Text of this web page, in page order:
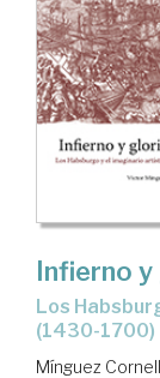
Infierno y
Los Habsburgo y el imaginario artístico de Lepanto
(1430-1700)
Mínguez